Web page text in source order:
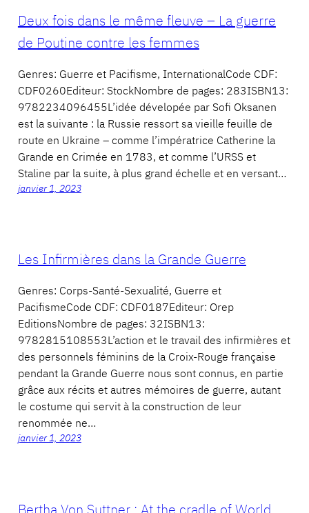
Deux fois dans le même fleuve – La guerre
de Poutine contre les femmes
Genres: Guerre et Pacifisme, InternationalCode CDF:
CDF0260Editeur: StockNombre de pages: 283ISBN13:
9782234096455L’idée dévelopée par Sofi Oksanen
est la suivante : la Russie ressort sa vieille feuille de
route en Ukraine – comme l’impératrice Catherine la
Grande en Crimée en 1783, et comme l’URSS et
Staline par la suite, à plus grand échelle et en versant…
janvier 1, 2023
Les Infirmières dans la Grande Guerre
Genres: Corps-Santé-Sexualité, Guerre et
PacifismeCode CDF: CDF0187Editeur: Orep
EditionsNombre de pages: 32ISBN13:
9782815108553L’action et le travail des infirmières et
des personnels féminins de la Croix-Rouge française
pendant la Grande Guerre nous sont connus, en partie
grâce aux récits et autres mémoires de guerre, autant
le costume qui servit à la construction de leur
renommée ne…
janvier 1, 2023
Bertha Von Suttner : At the cradle of World